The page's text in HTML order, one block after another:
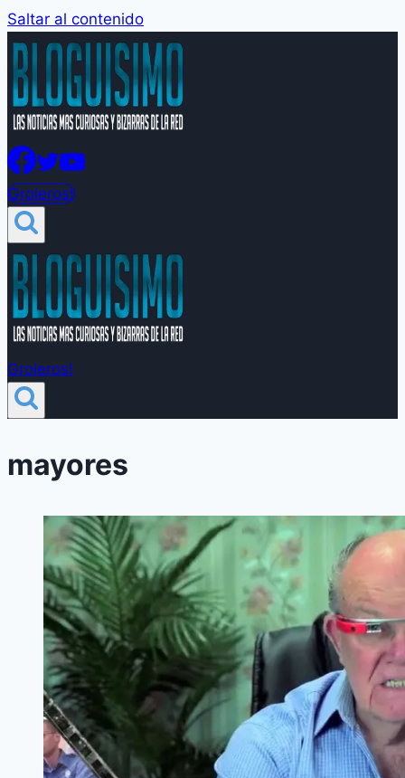
Saltar al contenido
Groleros!
Groleros!
mayores